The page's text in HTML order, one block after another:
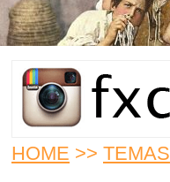
HOME >> TEMAS